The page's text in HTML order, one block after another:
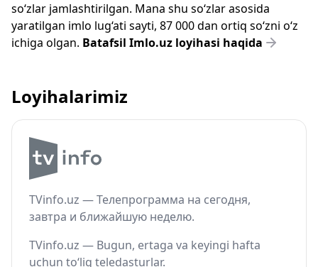
so‘zlar jamlashtirilgan. Mana shu so‘zlar asosida
yaratilgan imlo lug‘ati sayti, 87 000 dan ortiq so‘zni o‘z
ichiga olgan. Batafsil Imlo.uz loyihasi haqida
Loyihalarimiz
TVinfo.uz — Телепрограмма на сегодня,
завтра и ближайшую неделю.
TVinfo.uz — Bugun, ertaga va keyingi hafta
uchun to‘liq teledasturlar.